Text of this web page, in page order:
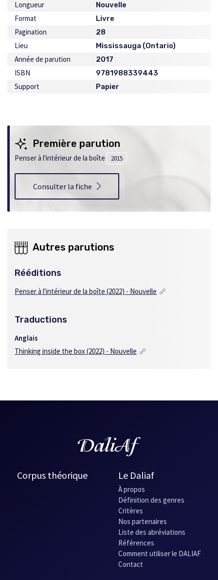
Longueur Nouvelle
Format Livre
Pagination 28
Lieu Mississauga (Ontario)
Année de parution 2017
ISBN 9781988339443
Support Papier
Première parution
Penser à l'intérieur de la boîte 2015
Consulter la fiche
Autres parutions
Rééditions
Penser à l'intérieur de la boîte (2022) - Nouvelle
Traductions
Anglais
Thinking inside the box (2022) - Nouvelle
Corpus théorique Le Daliaf
À propos
Définition des genres
Critères
Nos partenaires
Liste des abréviations
Références
Comment utiliser le DALIAF
Contact